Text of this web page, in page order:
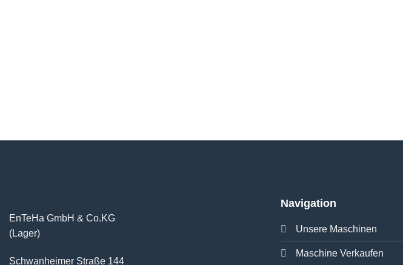
EnTeHa GmbH & Co.KG
(Lager)
Schwanheimer Straße 144
Navigation
Unsere Maschinen
Maschine Verkaufen